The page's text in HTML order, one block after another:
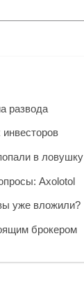
развода
в ловушку
Axolotol
уже вложили?
брокером